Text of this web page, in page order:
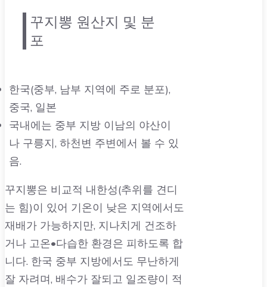
꾸지뽕 원산지 및 분
포
한국(중부, 남부 지역에 주로 분포),
중국, 일본
국내에는 중부 지방 이남의 야산이
나 구릉지, 하천변 주변에서 볼 수 있
음.
꾸지뽕은 비교적 내한성(추위를 견디
는 힘)이 있어 기온이 낮은 지역에서도
재배가 가능하지만, 지나치게 건조하
거나 고온•다습한 환경은 피하도록 합
니다. 한국 중부 지방에서도 무난하게
잘 자려며, 배수가 잘되고 일조량이 적